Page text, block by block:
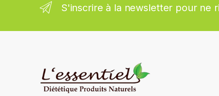
S'inscrire à la newsletter pour ne